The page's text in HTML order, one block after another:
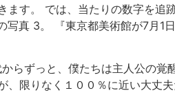
ます。 では、当たりの数字を追
写真 3。 『東京都美術館が7月1
らずっと、僕たちは主人公の覚
限りなく１００％に近い大丈